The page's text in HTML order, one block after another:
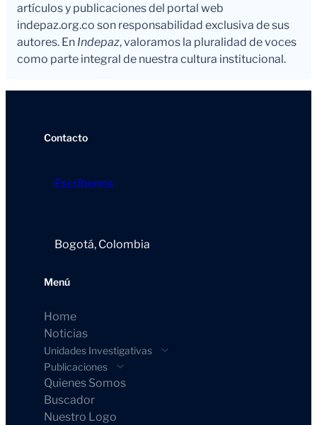
artículos y publicaciones del portal web
indepaz.org.co son responsabilidad exclusiva de sus
autores. En Indepaz, valoramos la pluralidad de voces
como parte integral de nuestra cultura institucional.
Contacto
Escríbenos
Bogotá, Colombia
Menú
Home
Noticias
Unidades Investigativas
Publicaciones
Quienes Somos
Buscador
Nuestro Logo